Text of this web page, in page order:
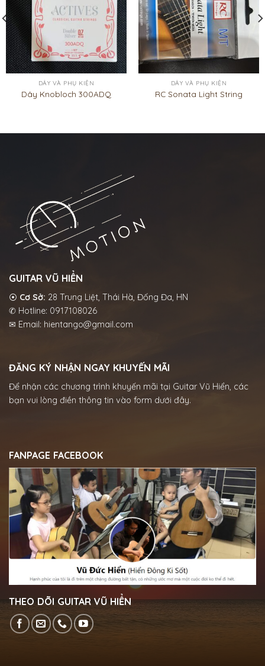
DÂY VÀ PHỤ KIỆN
Dây Knobloch 300ADQ
DÂY VÀ PHỤ KIỆN
RC Sonata Light String
GUITAR VŨ HIỂN
⦿ Cơ Sở: 28 Trung Liệt, Thái Hà, Đống Đa, HN
✆ Hotline: 0917108026
✉ Email: hientango@gmail.com
ĐĂNG KÝ NHẬN NGAY KHUYẾN MÃI
Để nhận các chương trình khuyến mãi tại Guitar Vũ Hiển, các
bạn vui lòng điền thông tin vào form dưới đây.
FANPAGE FACEBOOK
THEO DÕI GUITAR VŨ HIỂN